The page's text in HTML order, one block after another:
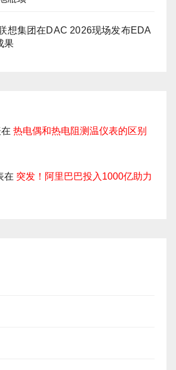
想集团在DAC 2026现场发布EDA
果
热电偶和热电阻测温仪表的区别
在 突发！阿里巴巴投入1000亿助力